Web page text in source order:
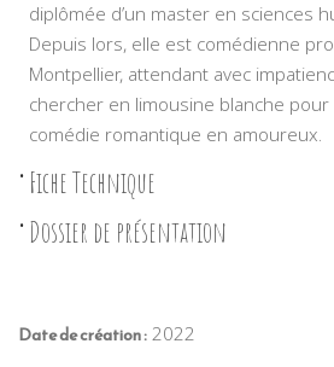
diplômée d’un master en sciences
Depuis lors, elle est comédienne
Montpellier, attendant avec
chercher en limousine blanche
comédie romantique en amoureux.
Fiche Technique
Dossier de présentation
Date de création :2022